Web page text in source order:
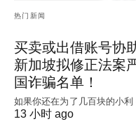
热门新闻
买卖或出借账号协
新加坡拟修正法案
国诈骗名单！
如果你还在为了几百块的小利
13 小时 ago